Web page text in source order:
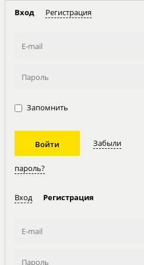
Вход Регистрация
Запомнить
Забыли
пароль?
Вход Регистрация